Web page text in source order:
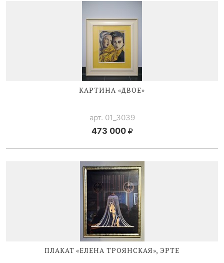
КАРТИНА «ДВОЕ»
арт. 01_3039
473 000
ПЛАКАТ «ЕЛЕНА ТРОЯНСКАЯ», ЭРТЕ